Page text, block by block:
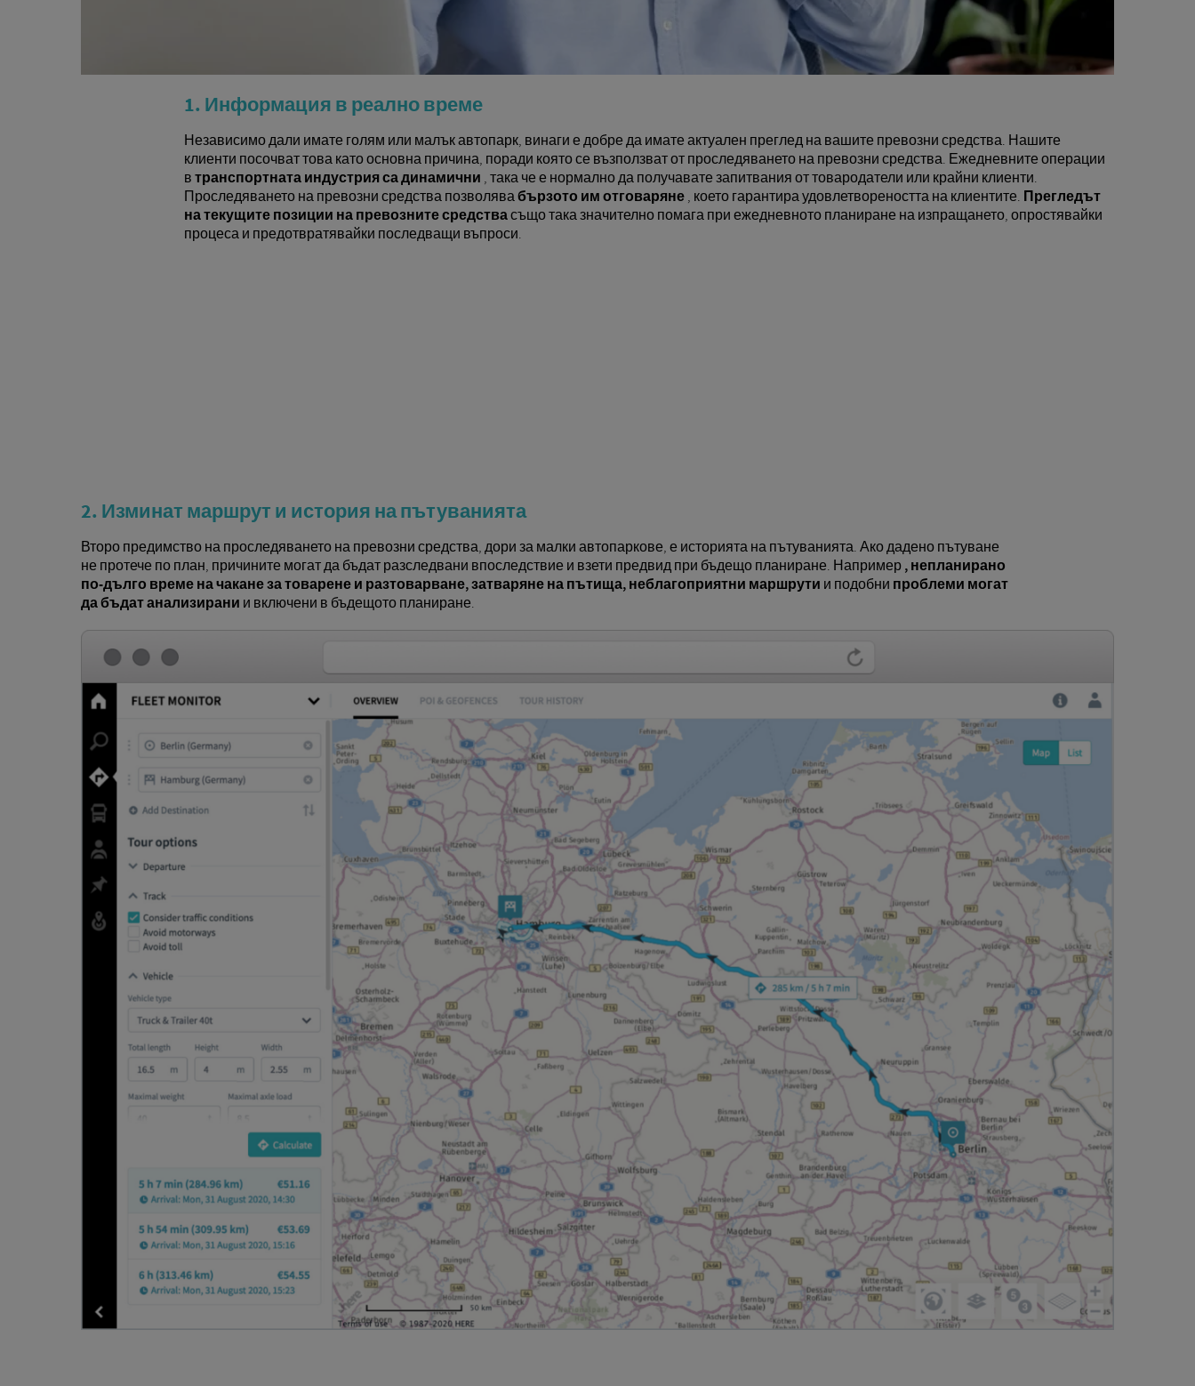
1. Информация в реално време
Независимо дали имате голям или малък автопарк, винаги е добре да имате актуален преглед на вашите превозни средства. Нашите
клиенти посочват това като основна причина, поради която се възползват от проследяването на превозни средства. Ежедневните операции
в транспортната индустрия са динамични , така че е нормално да получавате запитвания от товародатели или крайни клиенти.
Проследяването на превозни средства позволява бързото им отговаряне, което гарантира удовлетвореността на клиентите. Прегледът
на текущите позиции на превозните средствасъщо така значително помага при ежедневното планиране на изпращането, опростявайки
процеса и предотвратявайки последващи въпроси.
2. Изминат маршрут и история на пътуванията
Второ предимство на проследяването на превозни средства, дори за малки автопаркове, е историята на пътуванията. Ако дадено пътуване
не протече по план, причините могат да бъдат разследвани впоследствие и взети предвид при бъдещо планиране. Например , непланирано
по-дълго време на чакане за товарене и разтоварване, затваряне на пътища, неблагоприятни маршрути и подобни проблеми могат
да бъдат анализирани и включени в бъдещото планиране.